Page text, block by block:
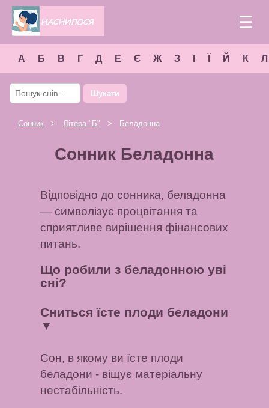
☰
А Б В Г Д Е Є Ж З Й К Л
Шукати
Сонник > Літера " Б" > Беладонна
Сонник Беладонна
Відповідно до сонника, беладонна
— символізує процвітання та
сприятливе вирішення фінансових
питань.
Що робили з беладонною уві
сні?
Сниться їсте плоди беладони
▼
Сон, в якому ви їсте плоди
беладони - віщує матеріальну
нестабільність.